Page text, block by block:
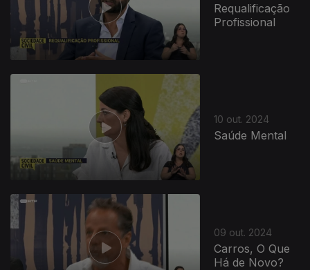
Requalificação
Profissional
10 out. 2024
Saúde Mental
09 out. 2024
Carros, O Que
Há de Novo?